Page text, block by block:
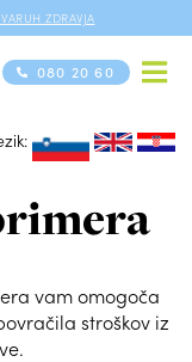
ZDRAVJA
080 20 60
si en hr
vam omogoča
stroškov iz